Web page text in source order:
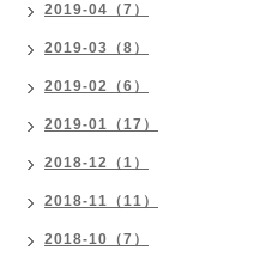
2019-04（7）
2019-03（8）
2019-02（6）
2019-01（17）
2018-12（1）
2018-11（11）
2018-10（7）